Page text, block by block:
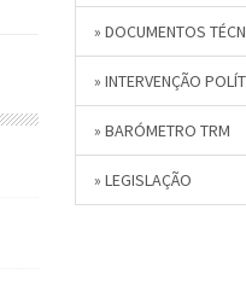
» DOCUMENTOS
» INTERVENÇÃO
» BARÓMETRO TRM
» LEGISLAÇÃO